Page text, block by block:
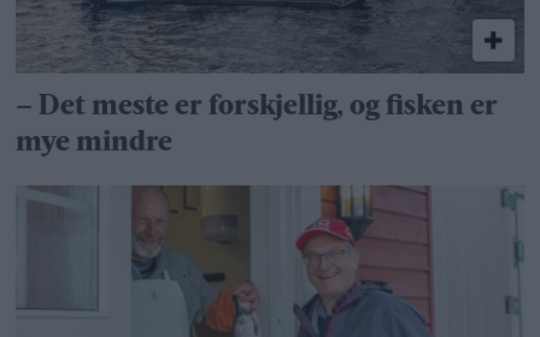
– Det meste er forskjellig, og fisken er
mye mindre